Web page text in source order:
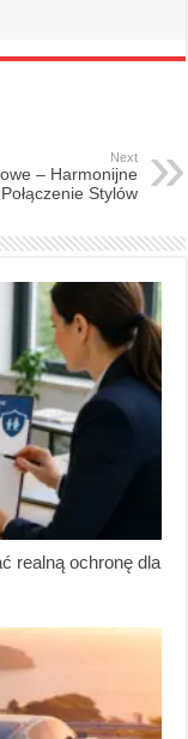
Next
– Harmonijne
Połączenie Stylów
realną ochronę dla